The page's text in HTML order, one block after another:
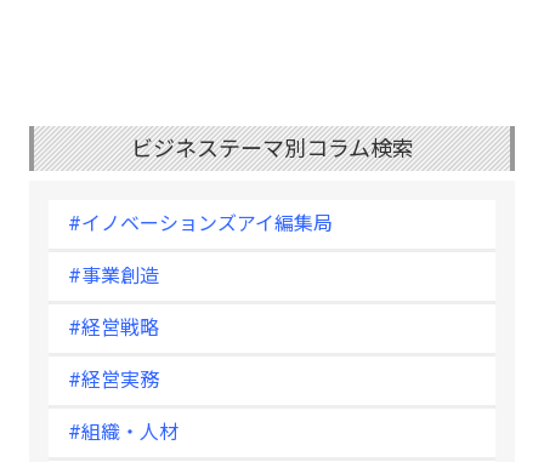
ビジネステーマ別コラム検索
#イノベーションズアイ編集局
#事業創造
#経営戦略
#経営実務
#組織・人材